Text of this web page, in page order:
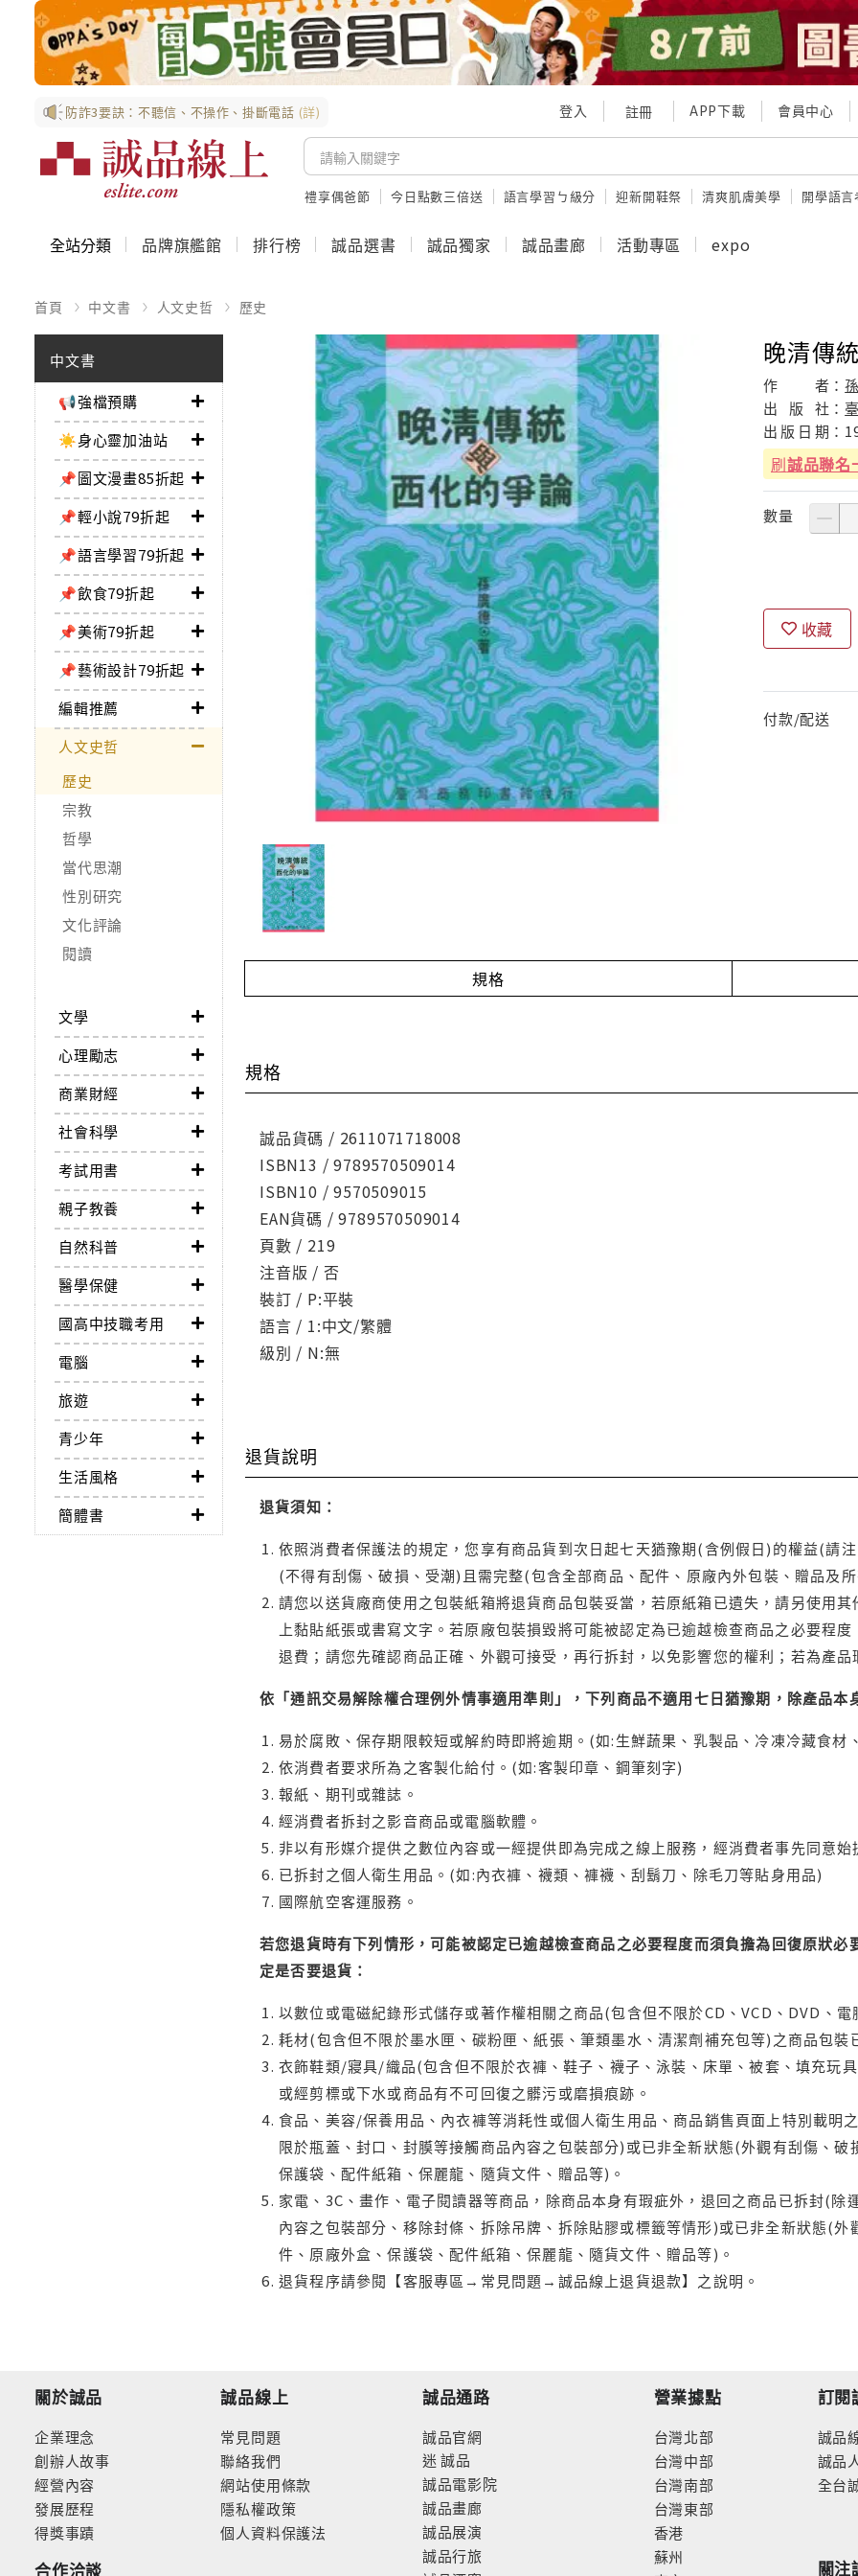
防詐3要訣：不聽信、不操作、掛斷電話 (詳) 登入 註冊 APP下載 會員中心
禮享偶爸節 今日點數三倍送 語言學習ㄅ級分 迎新開鞋祭 清爽肌膚美學 開學語
全站分類 品牌旗艦館 排行榜 誠品選書 誠品獨家 誠品畫廊 活動專區 expo
首頁 中文書 人文史哲 歷史
中文書
📢強檔預購
☀️身心靈加油站
📌圖文漫畫85折起
📌輕小說79折起
📌語言學習79折起
📌飲食79折起
📌美術79折起
📌藝術設計79折起
編輯推薦
人文史哲
歷史
宗教
哲學
當代思潮
性別研究
文化評論
閱讀
文學
心理勵志
商業財經
社會科學
考試用書
親子教養
自然科普
醫學保健
國高中技職考用
電腦
旅遊
青少年
生活風格
簡體書
晚清傳
作 者：
出
版 社：
出 版 日 期：
刷誠品聯名
數量
收藏
付款/配送
規格
規格
誠品貨碼 / 2611071718008
ISBN13 / 9789570509014
ISBN10 / 9570509015
EAN貨碼 / 9789570509014
頁數 / 219
注音版 / 否
裝訂 / P:平裝
語言 / 1:中文/繁體
級別 / N:無
退貨說明
退貨須知：
依照消費者保護法的規定，您享有商品貨到次日起七天猶豫期(含例假日)的權益(請
(不得有刮傷、破損、受潮)且需完整(包含全部商品、配件、原廠內外包裝、贈品及
請您以送貨廠商使用之包裝紙箱將退貨商品包裝妥當，若原紙箱已遺失，請另使用
上黏貼紙張或書寫文字。若原廠包裝損毀將可能被認定為已逾越檢查商品之必要程
退費；請您先確認商品正確、外觀可接受，再行拆封，以免影響您的權利；若為產
依「通訊交易解除權合理例外情事適用準則」，下列商品不適用七日猶豫期，除產品本
易於腐敗、保存期限較短或解約時即將逾期。(如:生鮮蔬果、乳製品、冷凍冷藏食材
依消費者要求所為之客製化給付。(如:客製印章、鋼筆刻字)
報紙、期刊或雜誌。
經消費者拆封之影音商品或電腦軟體。
非以有形媒介提供之數位內容或一經提供即為完成之線上服務，經消費者事先同意
已拆封之個人衛生用品。(如:內衣褲、襪類、褲襪、刮鬍刀、除毛刀等貼身用品)
國際航空客運服務。
若您退貨時有下列情形，可能被認定已逾越檢查商品之必要程度而須負擔為回復原狀
定是否要退貨：
以數位或電磁紀錄形式儲存或著作權相關之商品(包含但不限於CD、VCD、DVD、
耗材(包含但不限於墨水匣、碳粉匣、紙張、筆類墨水、清潔劑補充包等)之商品包
衣飾鞋類/寢具/織品(包含但不限於衣褲、鞋子、襪子、泳裝、床單、被套、填充玩
或經剪標或下水或商品有不可回復之髒污或磨損痕跡。
食品、美容/保養用品、內衣褲等消耗性或個人衛生用品、商品銷售頁面上特別載明
限於瓶蓋、封口、封膜等接觸商品內容之包裝部分)或已非全新狀態(外觀有刮傷、
保護袋、配件紙箱、保麗龍、隨貨文件、贈品等)。
家電、3C、畫作、電子閱讀器等商品，除商品本身有瑕疵外，退回之商品已拆封(
內容之包裝部分、移除封條、拆除吊牌、拆除貼膠或標籤等情形)或已非全新狀態(
件、原廠外盒、保護袋、配件紙箱、保麗龍、隨貨文件、贈品等)。
退貨程序請參閱【客服專區→常見問題→誠品線上退貨退款】之說明。
關於誠品
企業理念
創辦人故事
經營內容
發展歷程
得獎事蹟
合作洽談
誠品線上
常見問題
聯絡我們
網站使用條款
隱私權政策
個人資料保護法
誠品通路
誠品官網
迷 誠品
誠品電影院
誠品畫廊
誠品展演
誠品行旅
營業據點
台灣北部
台灣中部
台灣南部
台灣東部
香港
蘇州
訂閱
誠品
誠品
全台
關注